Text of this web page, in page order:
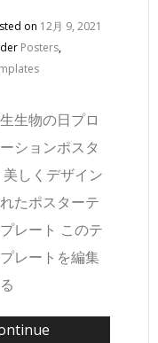
on 12月 9, 2021
Posters,
生物の日プロ
ションポスタ
美しくデザイン
たポスターテ
レート このテ
レートを編集